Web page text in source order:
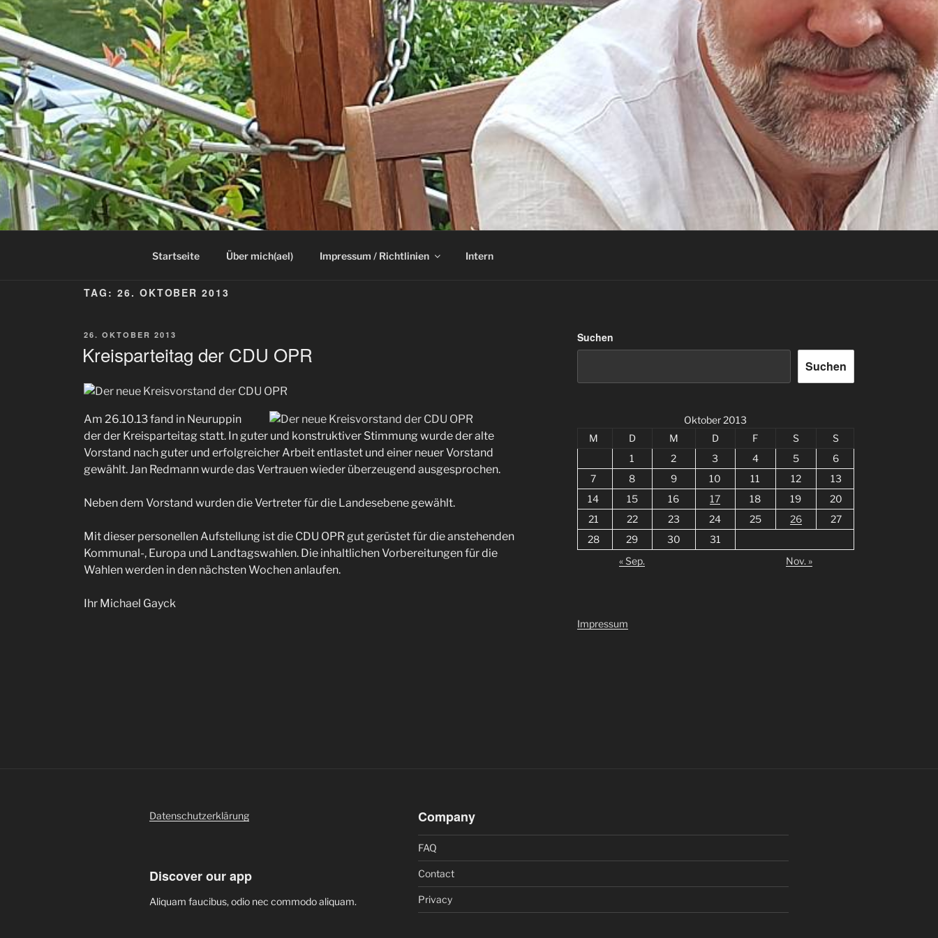
Startseite Über mich(ael) Impressum / Richtlinien Intern
TAG: 26. OKTOBER 2013
VERÖFFENTLICHT
26. OKTOBER 2013
Kreisparteitag der CDU OPR
Am 26.10.13 fand in Neuruppin
der der Kreisparteitag statt. In guter und konstruktiver Stimmung wurde der alte
Vorstand nach guter und erfolgreicher Arbeit entlastet und einer neuer Vorstand
gewählt. Jan Redmann wurde das Vertrauen wieder überzeugend ausgesprochen.
Neben dem Vorstand wurden die Vertreter für die Landesebene gewählt.
Mit dieser personellen Aufstellung ist die CDU OPR gut gerüstet für die anstehenden
Kommunal-, Europa und Landtagswahlen. Die inhaltlichen Vorbereitungen für die
Wahlen werden in den nächsten Wochen anlaufen.
Ihr Michael Gayck
Suchen
Suchen
Oktober 2013
M
D M D F S
S
1
2 3 4 5
6
7
8 9 10 11 12
13
14
15 16 17 18 19
20
21
22 23 24 25 26
27
28
29 30
31
« Sep.
Nov. »
Impressum
Datenschutzerklärung
Discover our app
Aliquam faucibus, odio nec commodo aliquam.
Company
FAQ
Contact
Privacy